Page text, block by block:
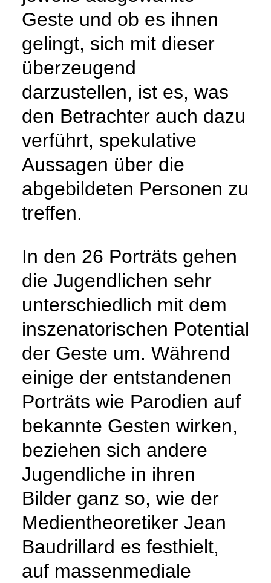
Geste und ob es ihnen
gelingt, sich mit dieser
überzeugend
darzustellen, ist es, was
den Betrachter auch dazu
verführt, spekulative
Aussagen über die
abgebildeten Personen zu
treffen.
In den 26 Porträts gehen
die Jugendlichen sehr
unterschiedlich mit dem
inszenatorischen Potential
der Geste um. Während
einige der entstandenen
Porträts wie Parodien auf
bekannte Gesten wirken,
beziehen sich andere
Jugendliche in ihren
Bilder ganz so, wie der
Medientheoretiker Jean
Baudrillard es festhielt,
auf massenmediale